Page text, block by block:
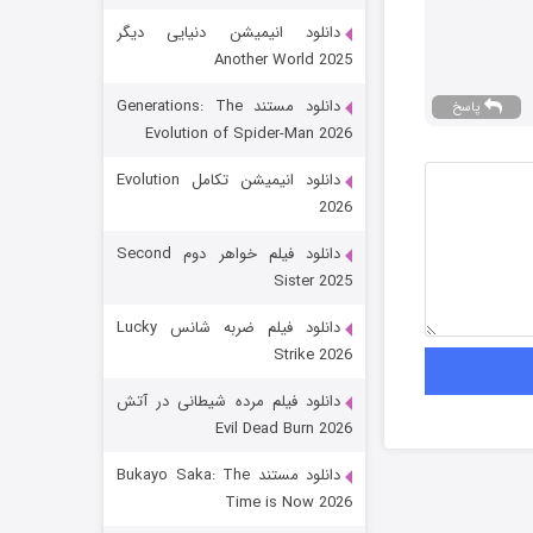
پاسخ
رویایی برای تو
قسمت15 (دوبله)
دانلود انیمیشن دنیایی دیگر
Another World 2025
دانلود مستند Generations: The
Evolution of Spider-Man 2026
دانلود انیمیشن تکامل Evolution
2026
دانلود فیلم خواهر دوم Second
Sister 2025
دانلود فیلم ضربه شانس Lucky
Strike 2026
دانلود فیلم مرده شیطانی در آتش
Evil Dead Burn 2026
دانلود مستند Bukayo Saka: The
Time is Now 2026